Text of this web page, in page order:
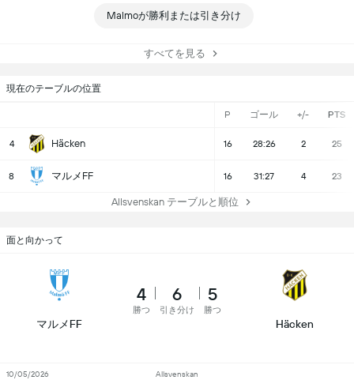
Malmoが勝利または引き分け
すべてを見る
現在のテーブルの位置
P ゴール +/- PTS
4 Häcken 16 28:26 2 25
8 マルメFF 16 31:27 4 23
Allsvenskan テーブルと順位
面と向かって
マルメFF
4
勝つ
6
引き分け
5
勝つ
Häcken
Allsvenskan
10/05/2026